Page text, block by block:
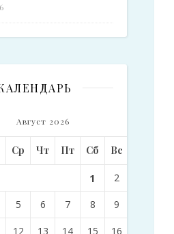
Август 2026
Ср Чт Пт Сб Вс
1 2
5 6 7 8 9
12 13 14 15 16